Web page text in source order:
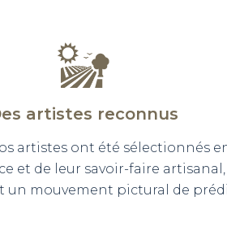
artistes reconnus
artistes ont été sélectionnés
et de leur savoir-faire
un mouvement pictural de